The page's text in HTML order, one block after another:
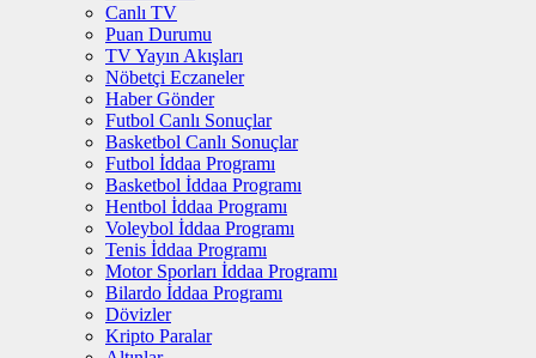
Canlı TV
Puan Durumu
TV Yayın Akışları
Nöbetçi Eczaneler
Haber Gönder
Futbol Canlı Sonuçlar
Basketbol Canlı Sonuçlar
Futbol İddaa Programı
Basketbol İddaa Programı
Hentbol İddaa Programı
Voleybol İddaa Programı
Tenis İddaa Programı
Motor Sporları İddaa Programı
Bilardo İddaa Programı
Dövizler
Kripto Paralar